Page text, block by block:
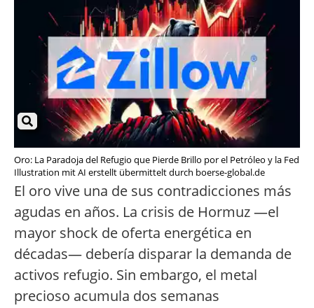
Oro: La Paradoja del Refugio que Pierde Brillo por el Petróleo y la Fed
Illustration mit AI erstellt übermittelt durch boerse-global.de
El oro vive una de sus contradicciones más
agudas en años. La crisis de Hormuz —el
mayor shock de oferta energética en
décadas— debería disparar la demanda de
activos refugio. Sin embargo, el metal
precioso acumula dos semanas